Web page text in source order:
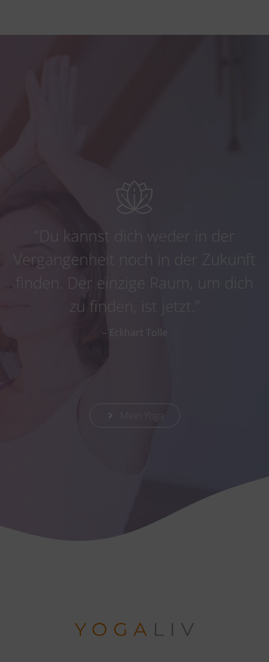
“Du kannst dich weder in der
Vergangenheit noch in der Zukunft
finden. Der einzige Raum, um dich
zu finden, ist jetzt.”
– Eckhart Tolle
Mein Yoga